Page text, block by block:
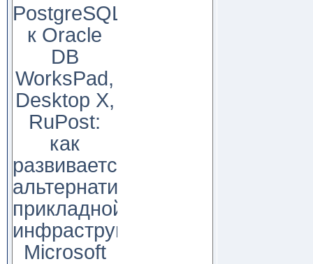
PostgreSQL
к Oracle
DB
WorksPad,
Desktop X,
RuPost:
как
развивается
альтернатива
прикладной
инфраструктуре
Microsoft